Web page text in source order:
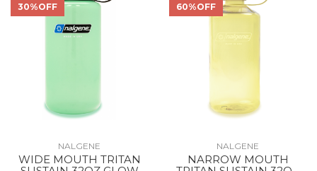
30%OFF
NALGENE
WIDE MOUTH TRITAN
60%OFF
NALGENE
NARROW MOUTH